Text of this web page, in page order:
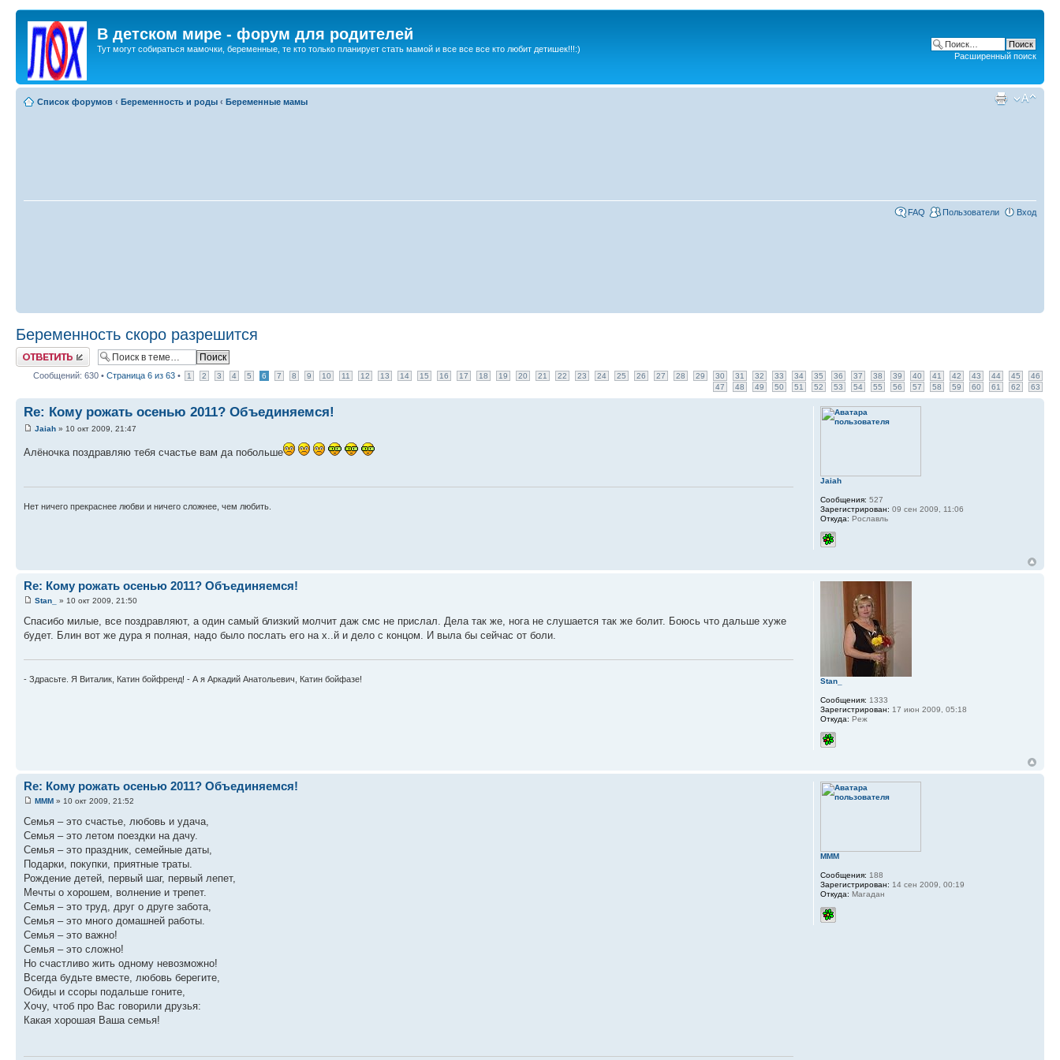
В детском мире - форум для родителей
Тут могут собираться мамочки, беременные, те кто только планирует стать мамой и все все все кто любит детишек!!!:)
Расширенный поиск
Список форумов ‹ Беременность и роды ‹ Беременные мамы
FAQ Пользователи Вход
Беременность скоро разрешится
Ответить
Сообщений: 630 • Страница 6 из 63 • 1 2 3 4 5 6 7 8 9 10 11 12 13 14 15 16 17 18 19 20 21 22 23 24 25 26 27 28 29 30 31 32 33 34 35 36 37 38 39 40 41 42 43 44 45
46
47
48 49 50 51 52 53 54 55 56 57 58 59 60 61 62 63
Re: Кому рожать осенью 2011? Объединяемся!
Jaiah » 10 окт 2009, 21:47
Алёночка поздравляю тебя счастье вам да побольше
Нет ничего прекраснее любви и ничего сложнее, чем любить.
Jaiah
Сообщения: 527
Зарегистрирован: 09 сен 2009, 11:06
Откуда: Рославль
Re: Кому рожать осенью 2011? Объединяемся!
Stan_ » 10 окт 2009, 21:50
Спасибо милые, все поздравляют, а один самый близкий молчит даж смс не прислал. Дела так же, нога не слушается так же болит. Боюсь что дальше хуже
будет. Блин вот же дура я полная, надо было послать его на х..й и дело с концом. И выла бы сейчас от боли.
- Здрасьте. Я Виталик, Катин бойфренд! - А я Аркадий Анатольевич, Катин бойфазе! Stan_
Сообщения: 1333
Зарегистрирован: 17 июн 2009, 05:18
Откуда: Реж
Re: Кому рожать осенью 2011? Объединяемся!
MMM » 10 окт 2009, 21:52
Семья – это счастье, любовь и удача,
Семья – это летом поездки на дачу.
Семья – это праздник, семейные даты,
Подарки, покупки, приятные траты.
Рождение детей, первый шаг, первый лепет,
Мечты о хорошем, волнение и трепет.
Семья – это труд, друг о друге забота,
Семья – это много домашней работы.
Семья – это важно!
Семья – это сложно!
Но счастливо жить одному невозможно!
Всегда будьте вместе, любовь берегите,
Обиды и ссоры подальше гоните,
Хочу, чтоб про Вас говорили друзья:
Какая хорошая Ваша семья!
MMM
Сообщения: 188
Зарегистрирован: 14 сен 2009, 00:19
Откуда: Магадан